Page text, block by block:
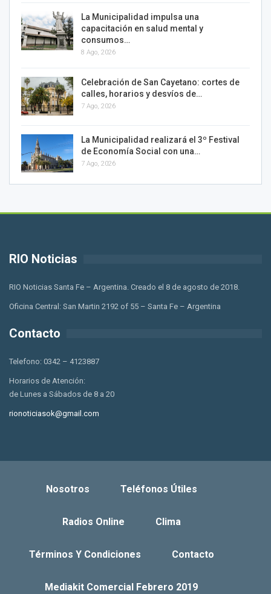
La Municipalidad impulsa una
capacitación en salud mental y
consumos…
8 Ago, 2026
Celebración de San Cayetano: cortes de
calles, horarios y desvíos de…
7 Ago, 2026
La Municipalidad realizará el 3º Festival
de Economía Social con una…
7 Ago, 2026
RIO Noticias
RIO Noticias Santa Fe – Argentina. Creado el 8 de agosto de 2018.
Oficina Central: San Martin 2192 of 55 – Santa Fe – Argentina
Contacto
Telefono: 0342 – 4123887
Horarios de Atención:
de Lunes a Sábados de 8 a 20
rionoticiasok@gmail.com
Nosotros Teléfonos Útiles
Radios Online Clima
Términos Y Condiciones Contacto
Mediakit Comercial Febrero 2019